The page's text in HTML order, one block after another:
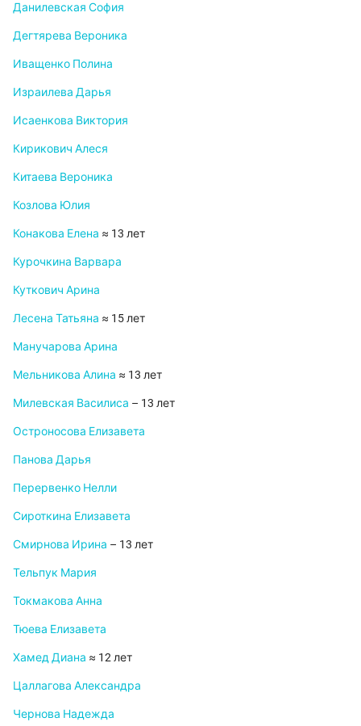
Данилевская София
Дегтярева Вероника
Иващенко Полина
Израилева Дарья
Исаенкова Виктория
Кирикович Алеся
Китаева Вероника
Козлова Юлия
Конакова Елена ≈ 13 лет
Курочкина Варвара
Куткович Арина
Лесена Татьяна ≈ 15 лет
Манучарова Арина
Мельникова Алина ≈ 13 лет
Милевская Василиса – 13 лет
Остроносова Елизавета
Панова Дарья
Перервенко Нелли
Сироткина Елизавета
Смирнова Ирина – 13 лет
Тельпук Мария
Токмакова Анна
Тюева Елизавета
Хамед Диана ≈ 12 лет
Цаллагова Александра
Чернова Надежда